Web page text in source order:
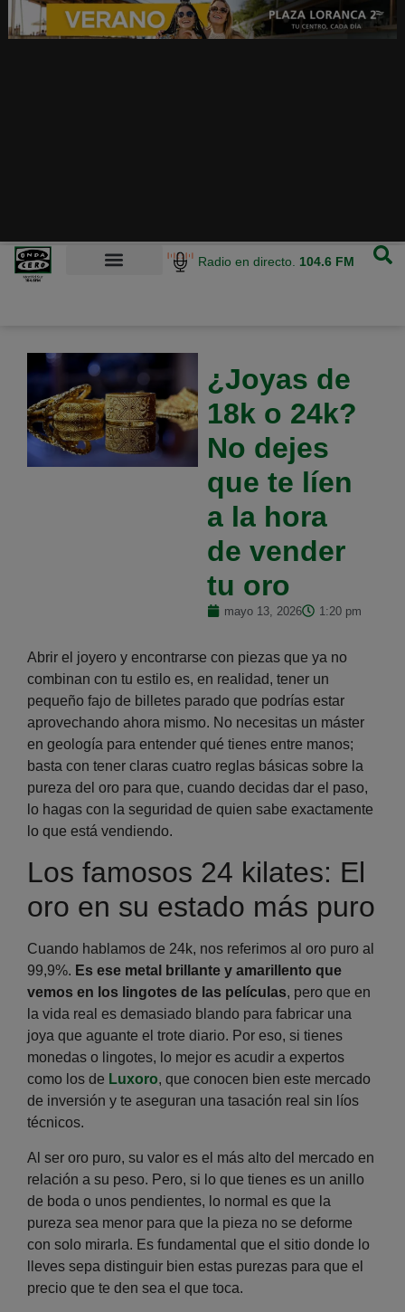
Radio en directo. 104.6 FM
¿Joyas de
18k o 24k?
No dejes
que te líen
a la hora
de vender
tu oro
mayo 13, 2026 1:20 pm
Abrir el joyero y encontrarse con piezas que ya no
combinan con tu estilo es, en realidad, tener un
pequeño fajo de billetes parado que podrías estar
aprovechando ahora mismo. No necesitas un máster
en geología para entender qué tienes entre manos;
basta con tener claras cuatro reglas básicas sobre la
pureza del oro para que, cuando decidas dar el paso,
lo hagas con la seguridad de quien sabe exactamente
lo que está vendiendo.
Los famosos 24 kilates: El
oro en su estado más puro
Cuando hablamos de 24k, nos referimos al oro puro al
99,9%. Es ese metal brillante y amarillento que
vemos en los lingotes de las películas, pero que en
la vida real es demasiado blando para fabricar una
joya que aguante el trote diario. Por eso, si tienes
monedas o lingotes, lo mejor es acudir a expertos
como los de Luxoro, que conocen bien este mercado
de inversión y te aseguran una tasación real sin líos
técnicos.
Al ser oro puro, su valor es el más alto del mercado en
relación a su peso. Pero, si lo que tienes es un anillo
de boda o unos pendientes, lo normal es que la
pureza sea menor para que la pieza no se deforme
con solo mirarla. Es fundamental que el sitio donde lo
lleves sepa distinguir bien estas purezas para que el
precio que te den sea el que toca.